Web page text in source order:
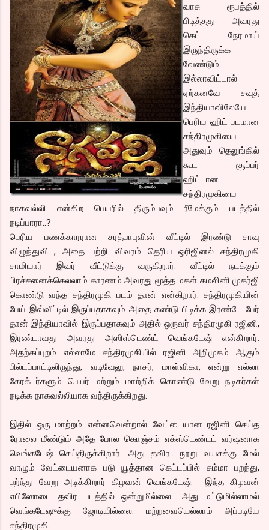
வாசு ரூபத்தில்
பிடித்தது அவரது
கெட்ட நேரமாய்
இருந்திருக்க
வேண்டும்.
இல்லாவிட்டால்
ஏற்கனவே சவுத்
இந்தியாவிலேயே
பெரிய ஹிட் படமான
சந்திரமுகியை
அதுவும் தெலுங்கில்
கூட சூப்பர்
ஹிட்டான
சந்திரமுகியை
நாகவல்லி என்கிற பெயரில் திரும்பவும் ரீமேக்கும் படத்தில்
நடிப்பாரா..?
பெரிய பணக்காரரான சரத்பாபுவின் வீட்டில் இரண்டு சாவு
விழுந்துவிட, அதை பற்றி விவரம் தெரிய ஒரிஜினல் சந்திரமுகி
சாமியார் இவர் வீட்டுக்கு வருகிறார். வீட்டில் நடக்கும்
பிரச்சனைக்கெலலாம் காரணம் அவரது மூத்த மகள் கமலினி முகர்ஜி
கொண்டு வந்த சந்திரமுகி படம் தான் என்கிறார். சந்திரமுகியின்
பேய் இவ்வீட்டில் இருப்பதாகவும் அதை கண்டு பிடிக்க இரண்டே பேர்
தான் இந்தியாவில் இருப்பதாகவும் அதில் ஒருவர் சந்திரமுகி ரஜினி,
இரண்டாவது அவரது அஸிஸ்டெண்ட் வெங்கடேஷ் என்கிறார்.
அதற்கப்புறம் எல்லாமே சந்திரமுகியில் ரஜினி அறிமுகம் ஆகும்
பில்டப்பாட்டிலிருந்து, வடிவேலு, நாசர், மாள்விகா, என்று எல்லா
கேரக்டர்களும் பெயர் மற்றும் மாற்றிக் கொண்டு வேறு நடிகர்கள்
நடிக்க நாகவல்லியாக வந்திருக்கிறது.
இதில் ஒரு மாற்றம் என்னவென்றால் வேட்டையான ரஜினி செய்த
ரோலை மீண்டும் அதே போல கொஞ்சம் எக்ஸ்டெண்டட் வர்ஷனாக
வெங்கடேஷ் செய்திருக்கிறார். அது தவிர.. நூறு வயசுக்கு மேல்
வாழும் வேட்டையனாக படு யூத்தான கெட்டப்பில் சும்மா பறந்து,
பற்ந்து வேறு அடிக்கிறார் கிழவன் வெங்கடேஷ். இந்த கிழவன்
எபிஸோடை தவிர படத்தில் ஒன்றுமில்லை.. அது மட்டுமில்லாமல்
வெங்கடேஷுக்கு ஜோடியில்லை. மற்றவையெல்லாம் அப்படியே
சந்திரமுகி.